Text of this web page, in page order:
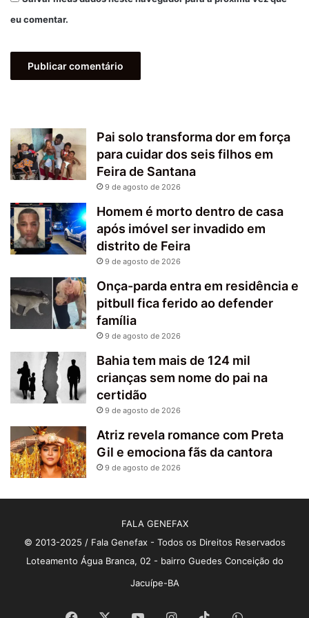
eu comentar.
Pai solo transforma dor em força
para cuidar dos seis filhos em
Feira de Santana
9 de agosto de 2026
Homem é morto dentro de casa
após imóvel ser invadido em
distrito de Feira
9 de agosto de 2026
Onça-parda entra em residência e
pitbull fica ferido ao defender
família
9 de agosto de 2026
Bahia tem mais de 124 mil
crianças sem nome do pai na
certidão
9 de agosto de 2026
Atriz revela romance com Preta
Gil e emociona fãs da cantora
9 de agosto de 2026
FALA GENEFAX
© 2013-2025 / Fala Genefax - Todos os Direitos Reservados
Loteamento Água Branca, 02 - bairro Guedes Conceição do
Jacuípe-BA